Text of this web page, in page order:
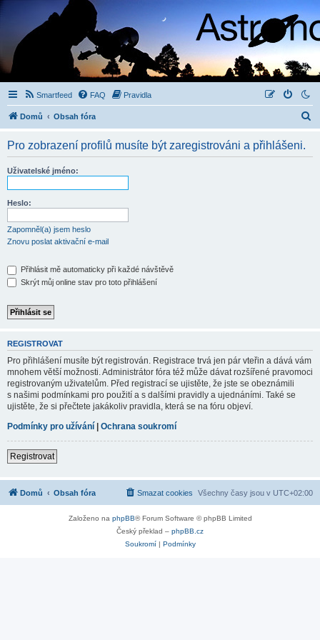
Smartfeed FAQ Pravidla
Domů Obsah fóra
Pro zobrazení profilů musíte být zaregistrováni a přihlášeni.
Uživatelské jméno:
Heslo:
Zapomněl(a) jsem heslo
Znovu poslat aktivační e-mail
Přihlásit mě automaticky při každé návštěvě
Skrýt můj online stav pro toto přihlášení
REGISTROVAT
Pro přihlášení musíte být registrován. Registrace trvá jen pár vteřin a dává vám
mnohem větší možnosti. Administrátor fóra též může dávat rozšířené pravomoci
registrovaným uživatelům. Před registrací se ujistěte, že jste se obeznámili
s našimi podmínkami pro použití a s dalšími pravidly a ujednáními. Také se
ujistěte, že si přečtete jakákoliv pravidla, která se na fóru objeví.
Podmínky pro užívání | Ochrana soukromí
Registrovat
Domů Obsah fóra Všechny časy jsou v UTC+02:00
Smazat cookies
Založeno na phpBB® Forum Software © phpBB Limited
Český překlad – phpBB.cz
Soukromí| Podmínky